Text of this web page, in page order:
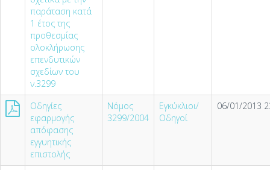
παράταση κατά
1 έτος της
προθεσμίας
ολοκλήρωσης
επενδυτικών
σχεδίων του
ν.3299
Οδηγίες
εφαρμογής
απόφασης
εγγυητικής
επιστολής
Νόμος
3299/2004
Εγκύκλιοι/
Οδηγοί
06/01/2013